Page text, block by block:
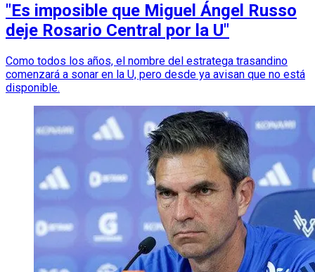
"Es imposible que Miguel Ángel Russo
deje Rosario Central por la U"
Como todos los años, el nombre del estratega trasandino
comenzará a sonar en la U, pero desde ya avisan que no está
disponible.